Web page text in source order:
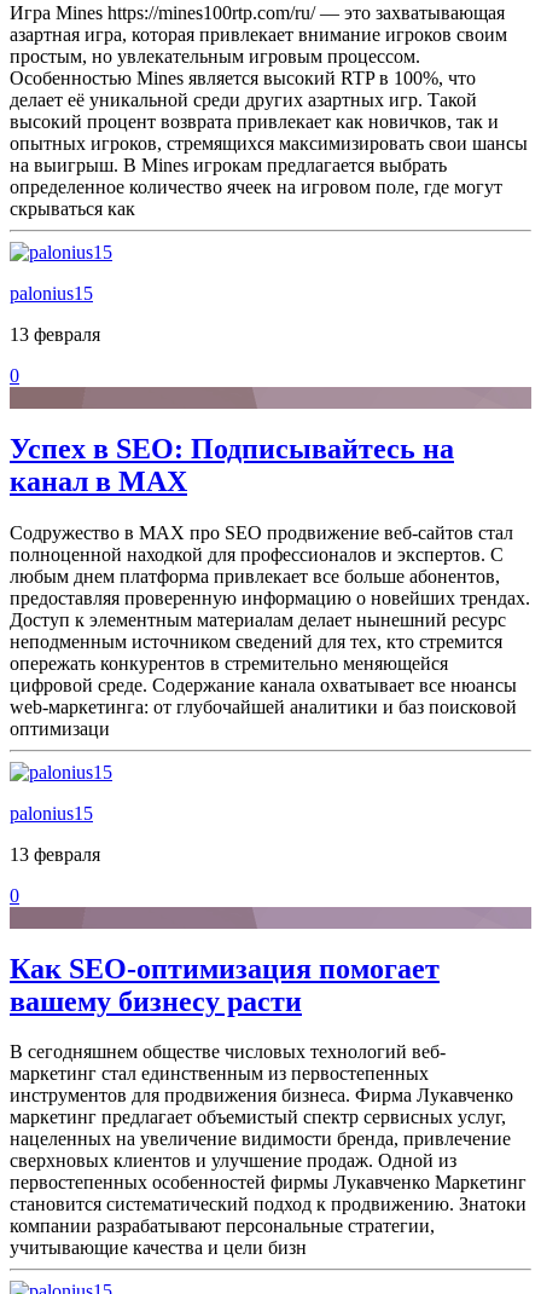
Игра Mines https://mines100rtp.com/ru/ — это захватывающая
азартная игра, которая привлекает внимание игроков своим
простым, но увлекательным игровым процессом.
Особенностью Mines является высокий RTP в 100%, что
делает её уникальной среди других азартных игр. Такой
высокий процент возврата привлекает как новичков, так и
опытных игроков, стремящихся максимизировать свои шансы
на выигрыш. В Mines игрокам предлагается выбрать
определенное количество ячеек на игровом поле, где могут
скрываться как
palonius15
13 февраля
0
Успех в SEO: Подписывайтесь на
канал в MAX
Содружество в MAX про SEO продвижение веб-сайтов стал
полноценной находкой для профессионалов и экспертов. С
любым днем платформа привлекает все больше абонентов,
предоставляя проверенную информацию о новейших трендах.
Доступ к элементным материалам делает нынешний ресурс
неподменным источником сведений для тех, кто стремится
опережать конкурентов в стремительно меняющейся
цифровой среде. Содержание канала охватывает все нюансы
web-маркетинга: от глубочайшей аналитики и баз поисковой
оптимизаци
palonius15
13 февраля
0
Как SEO-оптимизация помогает
вашему бизнесу расти
В сегодняшнем обществе числовых технологий веб-
маркетинг стал единственным из первостепенных
инструментов для продвижения бизнеса. Фирма Лукавченко
маркетинг предлагает объемистый спектр сервисных услуг,
нацеленных на увеличение видимости бренда, привлечение
сверхновых клиентов и улучшение продаж. Одной из
первостепенных особенностей фирмы Лукавченко Маркетинг
становится систематический подход к продвижению. Знатоки
компании разрабатывают персональные стратегии,
учитывающие качества и цели бизн